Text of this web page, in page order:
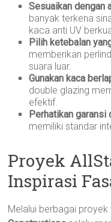
Sesuaikan dengan
banyak terkena
kaca anti UV
Pilih ketebalan
memberikan
suara luar.
Gunakan kaca
double glazing
efektif.
Perhatikan
memiliki standar
Proyek
Inspirasi
Melalui berbagai